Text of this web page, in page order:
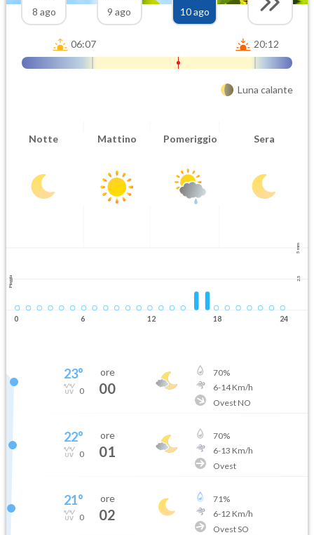
8 ago
9 ago
10 ago
06:07 20:12
Luna calante
Notte Mattino Pomeriggio Sera
5 mm
2.5
Pioggia
0 6 12 18 24
23°
0
ore
00
70%
6-14Km/h
Ovest NO
22°
0
ore
01
70%
6-13 Km/h
Ovest
21°
0
ore
02
71%
6-12 Km/h
Ovest SO